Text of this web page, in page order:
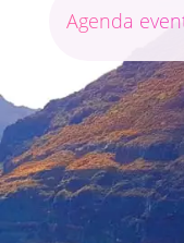
Agenda